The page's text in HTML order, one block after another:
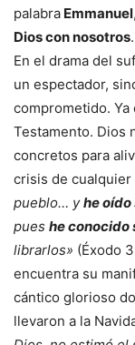
palabra Emmanuel
Dios con nosotros.
En el drama del
un espectador,
comprometido.
Testamento. Dios
concretos para
crisis de cualquier
pueblo… yhe oído
pues he conocido
librarlos» (Éxodo
encuentra su
cántico glorioso
llevaron a la